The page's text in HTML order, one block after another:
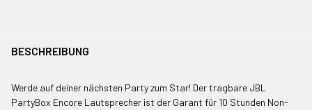
ZUSAMMEN
BESCHREIBUNG
Werde auf deiner nächsten Party zum Star! Der tragbare JBL
PartyBox Encore Lautsprecher ist der Garant für 10 Stunden Non-